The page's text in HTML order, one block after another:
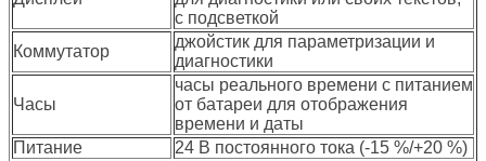
с подсветкой
Коммутатор
джойстик для параметризации и
диагностики
Часы
часы реального времени с питанием
от батареи для отображения
времени и даты
Питание
24 В постоянного тока (-15 %/+20 %)